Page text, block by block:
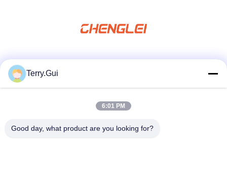
テレ
Terry.Gui
6:01 PM
Good day, what product are you looking for?